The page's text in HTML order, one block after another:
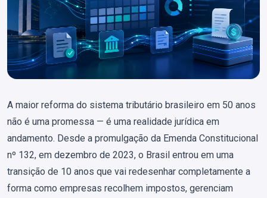
A maior reforma do sistema tributário brasileiro em 50 anos
não é uma promessa — é uma realidade jurídica em
andamento. Desde a promulgação da Emenda Constitucional
nº 132, em dezembro de 2023, o Brasil entrou em uma
transição de 10 anos que vai redesenhar completamente a
forma como empresas recolhem impostos, gerenciam